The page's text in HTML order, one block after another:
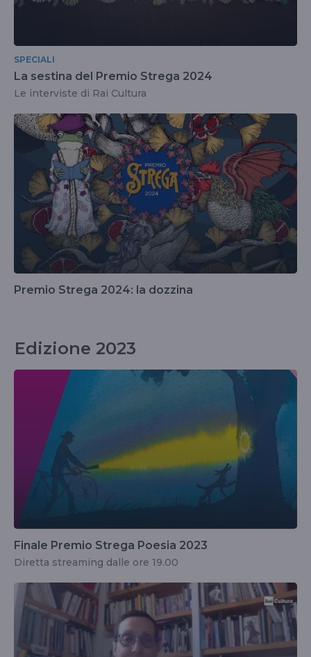
SPECIALI
La sestina del Premio Strega 2024
Le interviste di Rai Cultura
Premio Strega 2024: la dozzina
Edizione 2023
Finale Premio Strega Poesia 2023
Diretta streaming dalle ore 19.00